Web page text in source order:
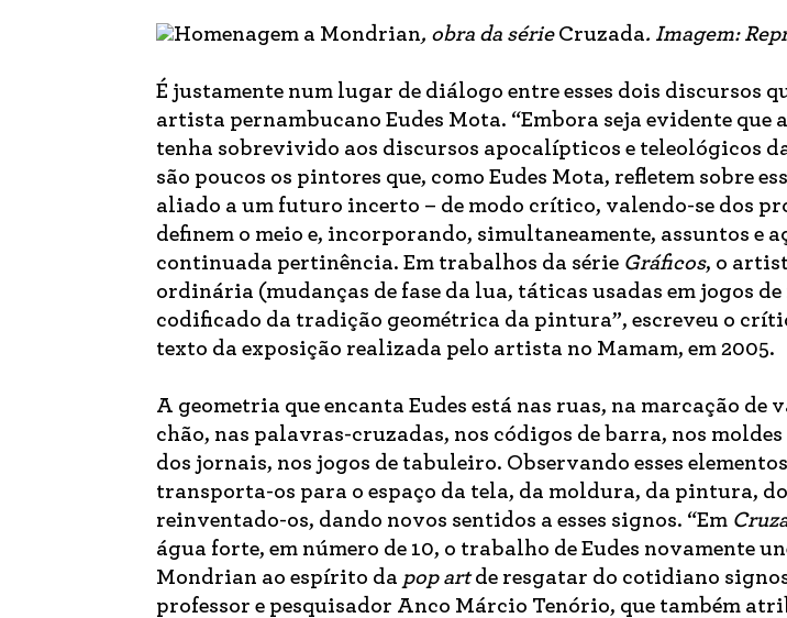
Homenagem a Mondrian, obra da série Cruzada. Imagem:
É justamente num lugar de diálogo entre esses dois discursos
artista pernambucano Eudes Mota. “Embora seja evidente
tenha sobrevivido aos discursos apocalípticos e teleológicos
são poucos os pintores que, como Eudes Mota, refletem sobre
aliado a um futuro incerto – de modo crítico, valendo-se dos
definem o meio e, incorporando, simultaneamente, assuntos e
continuada pertinência. Em trabalhos da série Gráficos, o
ordinária (mudanças de fase da lua, táticas usadas em jogos
codificado da tradição geométrica da pintura”, escreveu o
texto da exposição realizada pelo artista no Mamam, em 2005.
A geometria que encanta Eudes está nas ruas, na marcação de
chão, nas palavras-cruzadas, nos códigos de barra, nos
dos jornais, nos jogos de tabuleiro. Observando esses
transporta-os para o espaço da tela, da moldura, da pintura,
reinventado-os, dando novos sentidos a esses signos. “Em
água forte, em número de 10, o trabalho de Eudes novamente
Mondrian ao espírito da pop artde resgatar do cotidiano
professor e pesquisador Anco Márcio Tenório, que também